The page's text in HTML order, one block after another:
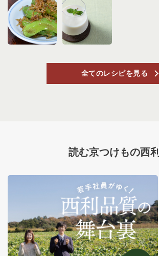
全てのレシピを見る
読む京つけもの西利